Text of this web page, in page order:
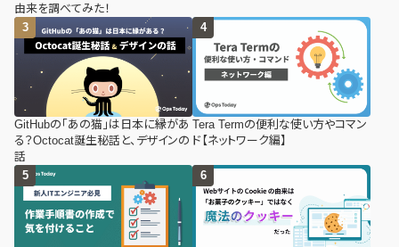
由来を調べてみた！
GitHubの「あの猫」は日本に縁があ
る？Octocat誕生秘話と、デザインの
話
Tera Termの便利な使い方やコマン
ド【ネットワーク編】